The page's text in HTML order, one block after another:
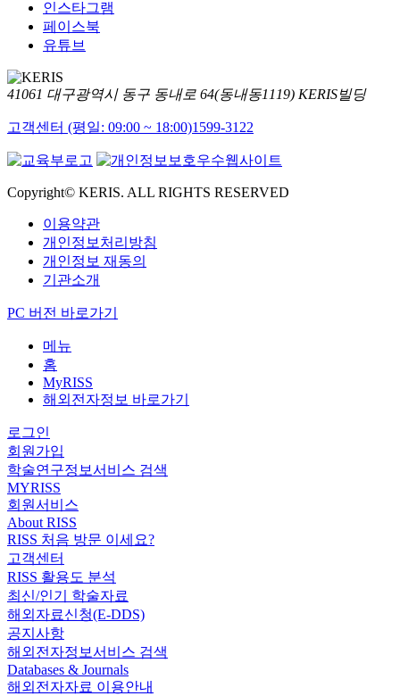
인스타그램
페이스북
유튜브
41061 대구광역시 동구 동내로 64(동내동1119) KERIS빌딩
고객센터 (평일: 09:00 ~ 18:00)1599-3122
Copyright© KERIS. ALL RIGHTS RESERVED
이용약관
개인정보처리방침
개인정보 재동의
기관소개
PC 버전 바로가기
메뉴
홈
MyRISS
해외전자정보 바로가기
로그인
회원가입
학술연구정보서비스 검색
MYRISS
회원서비스
About RISS
RISS 처음 방문 이세요?
고객센터
RISS 활용도 분석
최신/인기 학술자료
해외자료신청(E-DDS)
공지사항
해외전자정보서비스 검색
Databases & Journals
해외전자자료 이용안내